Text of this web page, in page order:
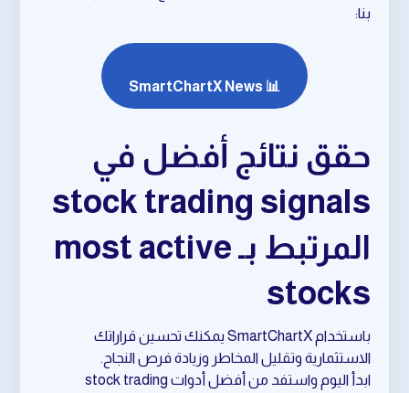
بنا:
📊 SmartChartX News
حقق نتائج أفضل في
stock trading signals
المرتبط بـ most active
stocks
باستخدام SmartChartX يمكنك تحسين قراراتك
الاستثمارية وتقليل المخاطر وزيادة فرص النجاح.
ابدأ اليوم واستفد من أفضل أدوات stock trading